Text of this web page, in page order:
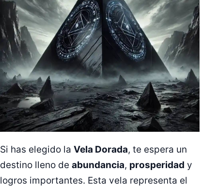
Si has elegido la Vela Dorada, te espera un
destino lleno de abundancia, prosperidad y
logros importantes. Esta vela representa el